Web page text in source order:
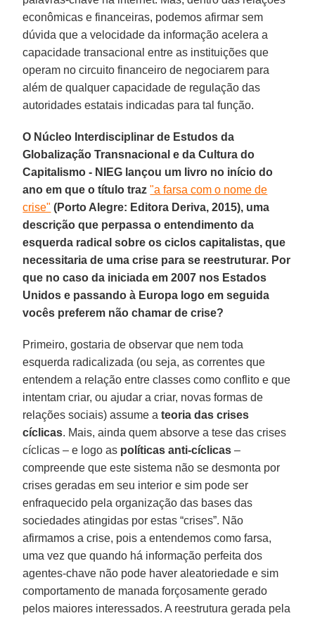
econômicas e financeiras, podemos afirmar sem
dúvida que a velocidade da informação acelera a
capacidade transacional entre as instituições que
operam no circuito financeiro de negociarem para
além de qualquer capacidade de regulação das
autoridades estatais indicadas para tal função.
O Núcleo Interdisciplinar de Estudos da
Globalização Transnacional e da Cultura do
Capitalismo - NIEG lançou um livro no início do
ano em que o título traz"a farsa com o nome de
crise" (Porto Alegre: Editora Deriva, 2015), uma
descrição que perpassa o entendimento da
esquerda radical sobre os ciclos capitalistas, que
necessitaria de uma crise para se reestruturar. Por
que no caso da iniciada em 2007 nos Estados
Unidos e passando à Europa logo em seguida
vocês preferem não chamar de crise?
Primeiro, gostaria de observar que nem toda
esquerda radicalizada (ou seja, as correntes que
entendem a relação entre classes como conflito e que
intentam criar, ou ajudar a criar, novas formas de
relações sociais) assume ateoria das crises
cíclicas. Mais, ainda quem absorve a tese das crises
cíclicas – e logo as políticas anti-cíclicas –
compreende que este sistema não se desmonta por
crises geradas em seu interior e sim pode ser
enfraquecido pela organização das bases das
sociedades atingidas por estas “crises”. Não
afirmamos a crise, pois a entendemos como farsa,
uma vez que quando há informação perfeita dos
agentes-chave não pode haver aleatoriedade e sim
comportamento de manada forçosamente gerado
pelos maiores interessados. A reestrutura gerada pela